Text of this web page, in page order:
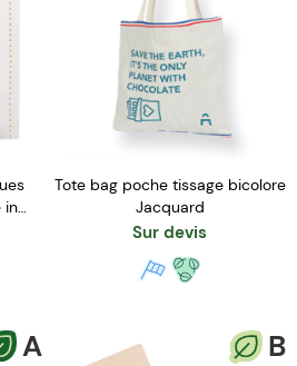
in
Tote bag poche tissage bicolore
Jacquard
Sur devis
A B